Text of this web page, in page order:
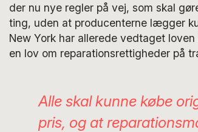
der nu nye regler på vej, som skal
ting, uden at producenterne lægger
New York har allerede vedtaget loven
en lov om reparationsrettigheder på
Alle skal kunne købe
pris, og at